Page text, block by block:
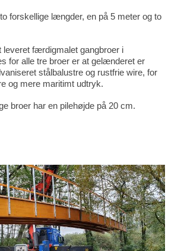
forskellige længder, en på 5 meter og to
leveret færdigmalet gangbroer i
for alle tre broer er at gelænderet er
stålbalustre og rustfrie wire, for
og mere maritimt udtryk.
broer har en pilehøjde på 20 cm.